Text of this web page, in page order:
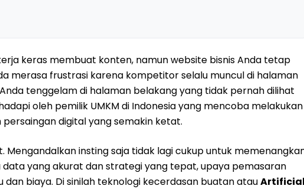
keras membuat konten, namun website bisnis Anda tetap
merasa frustrasi karena kompetitor selalu muncul di halaman
tenggelam di halaman belakang yang tidak pernah dilihat
oleh pemilik UMKM di Indonesia yang mencoba melakukan
digital yang semakin ketat.
insting saja tidak lagi cukup untuk
data yang akurat dan strategi yang tepat, upaya pemasaran
biaya. Di sinilah teknologi kecerdasan buatan atauArtificial